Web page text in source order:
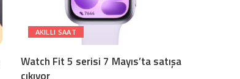
AKILLI SAAT
Watch Fit 5 serisi 7 Mayıs’ta satışa